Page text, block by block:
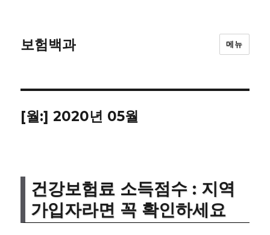
보험백과 메뉴
[월:]2020년 05월
건강보험료 소득점수 : 지역
가입자라면 꼭 확인하세요